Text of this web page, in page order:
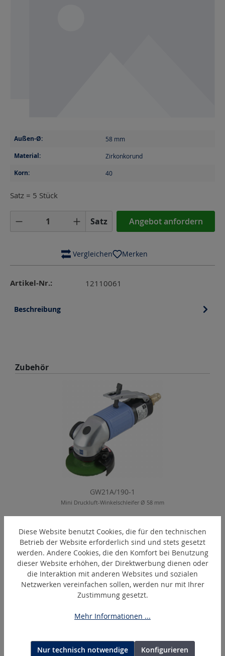
Außen-Ø: 58 mm
Material: Zirkonkorund
Korn: 40
Satz = 5 Stück
Produkt Anzahl: Gib den gewünschten
Satz Angebot anfordern
Vergleichen Merken
Artikel-Nr.: 12110061
Beschreibung
Produktgalerie überspringen
Zubehör
GW21A/190-1
Mini Druckluft-Winkelschleifer Ø 58 mm
Produktgalerie überspringen
Ähnliche Artikel
Diese Website benutzt Cookies, die für den technischen
Betrieb der Website erforderlich sind und stets gesetzt
werden. Andere Cookies, die den Komfort bei Benutzung
dieser Website erhöhen, der Direktwerbung dienen oder
die Interaktion mit anderen Websites und sozialen
Netzwerken vereinfachen sollen, werden nur mit Ihrer
Zustimmung gesetzt.
Mehr Informationen ...
Nur technisch notwendige
Konfigurieren